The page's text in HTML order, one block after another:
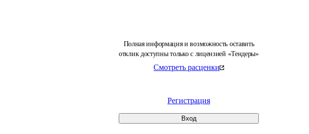
Полная информация и возможность оставить
отклик доступны только с лицензией «Тендеры»
Смотреть расценки
Регистрация
Вход